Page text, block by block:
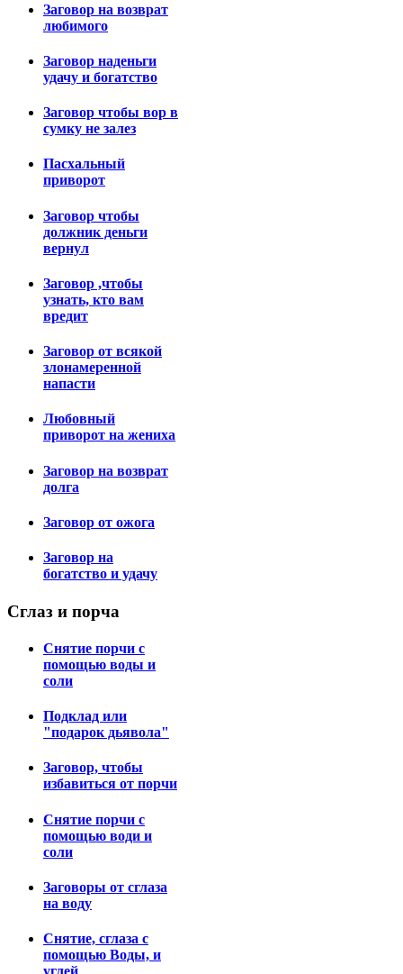
Заговор на возврат
любимого
Заговор наденьги
удачу и богатство
Заговор чтобы вор в
сумку не залез
Пасхальный
приворот
Заговор чтобы
должник деньги
вернул
Заговор ,чтобы
узнать, кто вам
вредит
Заговор от всякой
злонамеренной
напасти
Любовный
приворот на жениха
Заговор на возврат
долга
Заговор от ожога
Заговор на
богатство и удачу
Сглаз и порча
Снятие порчи с
помощью воды и
соли
Подклад или
"подарок дьявола"
Заговор, чтобы
избавиться от порчи
Снятие порчи с
помощью води и
соли
Заговоры от сглаза
на воду
Снятие, сглаза с
помощью Воды, и
углей